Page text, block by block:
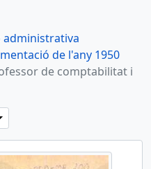
el professor d'anglès
la professora d'alemany
el professor d'esperanto
administrativa
de l'any 1950
de comptabilitat i